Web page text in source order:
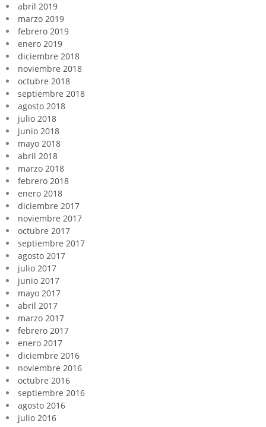
abril 2019
marzo 2019
febrero 2019
enero 2019
diciembre 2018
noviembre 2018
octubre 2018
septiembre 2018
agosto 2018
julio 2018
junio 2018
mayo 2018
abril 2018
marzo 2018
febrero 2018
enero 2018
diciembre 2017
noviembre 2017
octubre 2017
septiembre 2017
agosto 2017
julio 2017
junio 2017
mayo 2017
abril 2017
marzo 2017
febrero 2017
enero 2017
diciembre 2016
noviembre 2016
octubre 2016
septiembre 2016
agosto 2016
julio 2016